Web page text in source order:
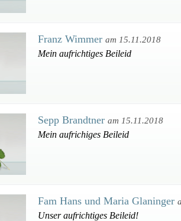
Franz Wimmer am 15.11.2018
Mein aufrichtiges Beileid
Sepp Brandtner am 15.11.2018
Mein aufrichiges Beileid
Fam Hans und Maria Glaninger
Unser aufrichtiges Beileid!